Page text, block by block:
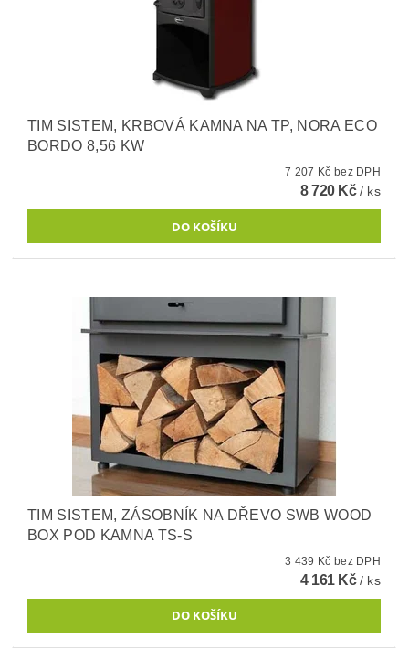
TIM SISTEM, KRBOVÁ KAMNA NA TP, NORA ECO
BORDO 8,56 KW
7 207 Kč bez DPH
8 720 Kč/ ks
TIM SISTEM, ZÁSOBNÍK NA DŘEVO SWB WOOD
BOX POD KAMNA TS-S
3 439 Kč bez DPH
4 161 Kč/ ks